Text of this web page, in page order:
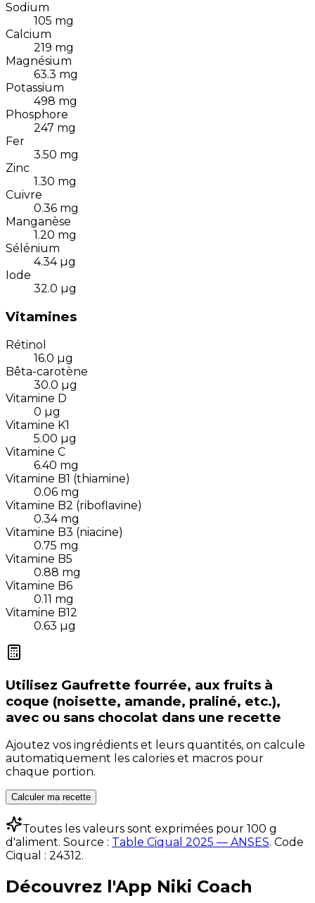
Sodium
105 mg
Calcium
219 mg
Magnésium
63.3 mg
Potassium
498 mg
Phosphore
247 mg
Fer
3.50 mg
Zinc
1.30 mg
Cuivre
0.36 mg
Manganèse
1.20 mg
Sélénium
4.34 µg
Iode
32.0 µg
Vitamines
Rétinol
16.0 µg
Bêta-carotène
30.0 µg
Vitamine D
0 µg
Vitamine K1
5.00 µg
Vitamine C
6.40 mg
Vitamine B1 (thiamine)
0.06 mg
Vitamine B2 (riboflavine)
0.34 mg
Vitamine B3 (niacine)
0.75 mg
Vitamine B5
0.88 mg
Vitamine B6
0.11 mg
Vitamine B12
0.63 µg
Utilisez Gaufrette fourrée, aux fruits à
coque (noisette, amande, praliné, etc.),
avec ou sans chocolat dans une recette
Ajoutez vos ingrédients et leurs quantités, on calcule
automatiquement les calories et macros pour
chaque portion.
Calculer ma recette
Toutes les valeurs sont exprimées pour 100 g
d'aliment. Source : Table Ciqual 2025 — ANSES. Code
Ciqual : 24312.
Découvrez l'App Niki Coach